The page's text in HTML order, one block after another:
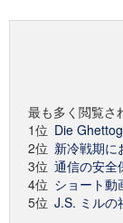
最も多く閲覧さ
1位 Die
2位 新冷戦期に
3位 通信の安全
4位 ショート動
5位 J.S. ミルの